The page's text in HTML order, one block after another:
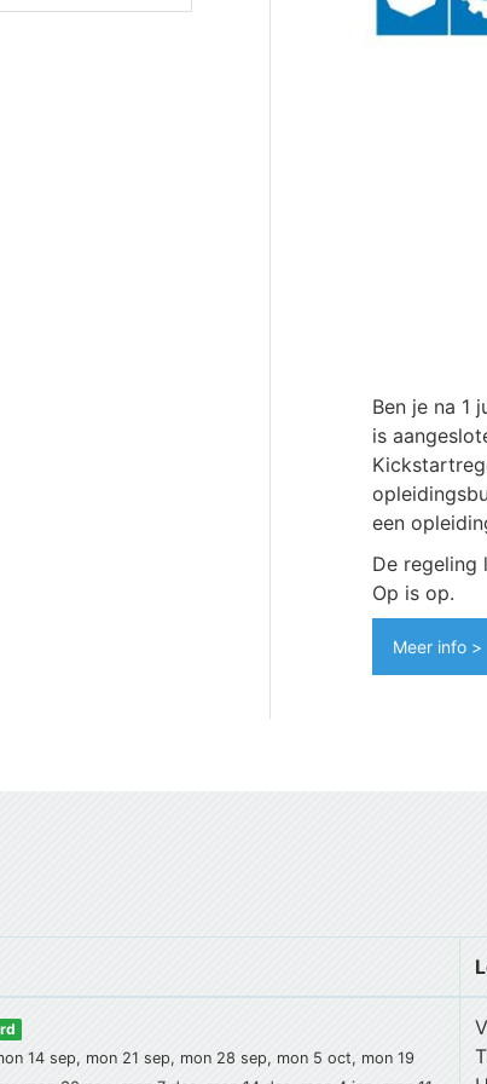
Ben je na 1
is
een
De regeling
Op is op.
Meer info >
14 sep, mon 21 sep, mon 28 sep, mon 5 oct, mon 19